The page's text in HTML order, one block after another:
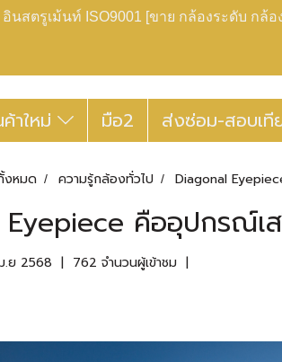
นสตรูเม้นท์ ISO9001 [ขาย กล้องระดับ ก
าใหม่ มือ2 ส่งซ่อม-สอบเที
งหมด ความรู้กล้องทั่วไป Diagonal
คืออุปกรณ์เ
.ย 2568 | 762 จำนวนผู้เข้าชม |